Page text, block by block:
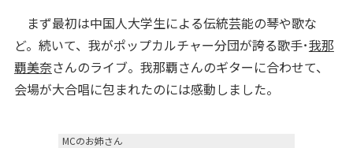
まず最初は中国人大学生による伝統芸能の琴や歌な
ど。続いて、我がポップカルチャー分団が誇る歌手･我那
覇美奈さんのライブ。我那覇さんのギターに合わせて、
会場が大合唱に包まれたのには感動しました。
MCのお姉さん